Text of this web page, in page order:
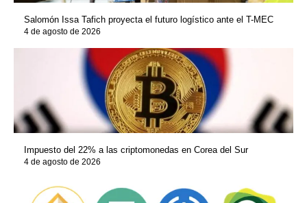
Salomón Issa Tafich proyecta el futuro logístico ante el T-MEC
4 de agosto de 2026
Impuesto del 22% a las criptomonedas en Corea del Sur
4 de agosto de 2026